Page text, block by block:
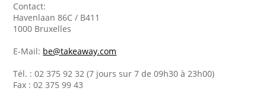
Contact:
Havenlaan 86C / B411
1000 Bruxelles
E-Mail: be@takeaway.com
Tél. : 02 375 92 32 (7 jours sur 7 de 09h30 à 23h00)
Fax : 02 375 99 43